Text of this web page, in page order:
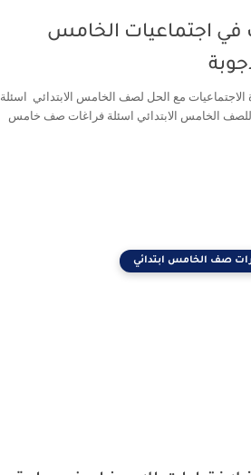
في اجتماعيات الخامس
الاجتماعيات مع الحل لصف الخامس الابتدائي اسئلة
للصف الخامس الابتدائي اسئلة فراغات صف خامس
صف الخامس ابتدائي